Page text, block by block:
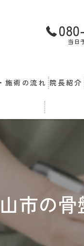
当日
施術の流れ 院長紹介
市の